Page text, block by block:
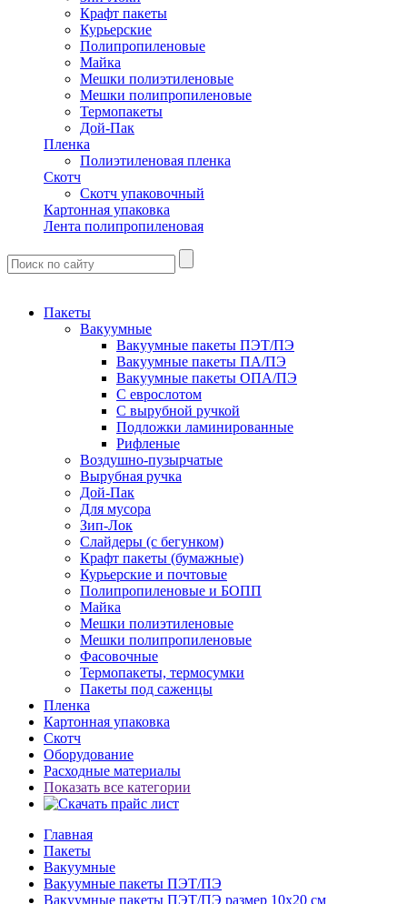
Крафт пакеты
Курьерские
Полипропиленовые
Майка
Мешки полиэтиленовые
Мешки полипропиленовые
Термопакеты
Дой-Пак
Пленка
Полиэтиленовая пленка
Скотч
Скотч упаковочный
Картонная упаковка
Лента полипропиленовая
Пакеты
Вакуумные
Вакуумные пакеты ПЭТ/ПЭ
Вакуумные пакеты ПА/ПЭ
Вакуумные пакеты ОПА/ПЭ
С еврослотом
С вырубной ручкой
Подложки ламинированные
Рифленые
Воздушно-пузырчатые
Вырубная ручка
Дой-Пак
Для мусора
Зип-Лок
Слайдеры (с бегунком)
Крафт пакеты (бумажные)
Курьерские и почтовые
Полипропиленовые и БОПП
Майка
Мешки полиэтиленовые
Мешки полипропиленовые
Фасовочные
Термопакеты, термосумки
Пакеты под саженцы
Пленка
Картонная упаковка
Скотч
Оборудование
Расходные материалы
Показать все категории
Главная
Пакеты
Вакуумные
Вакуумные пакеты ПЭТ/ПЭ
Вакуумные пакеты ПЭТ/ПЭ размер 10x20 см